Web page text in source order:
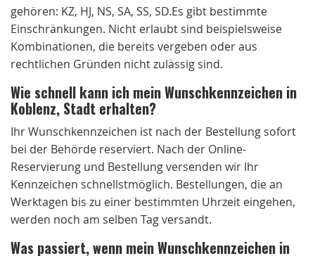
gehören: KZ, HJ, NS, SA, SS, SD.Es gibt bestimmte
Einschränkungen. Nicht erlaubt sind beispielsweise
Kombinationen, die bereits vergeben oder aus
rechtlichen Gründen nicht zulässig sind.
Wie schnell kann ich mein Wunschkennzeichen in
Koblenz, Stadt erhalten?
Ihr Wunschkennzeichen ist nach der Bestellung sofort
bei der Behörde reserviert. Nach der Online-
Reservierung und Bestellung versenden wir Ihr
Kennzeichen schnellstmöglich. Bestellungen, die an
Werktagen bis zu einer bestimmten Uhrzeit eingehen,
werden noch am selben Tag versandt.
Was passiert, wenn mein Wunschkennzeichen in